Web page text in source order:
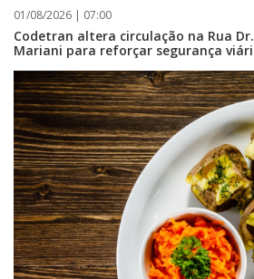
01/08/2026 | 07:00
Codetran altera circulação na Rua
Mariani para reforçar segurança